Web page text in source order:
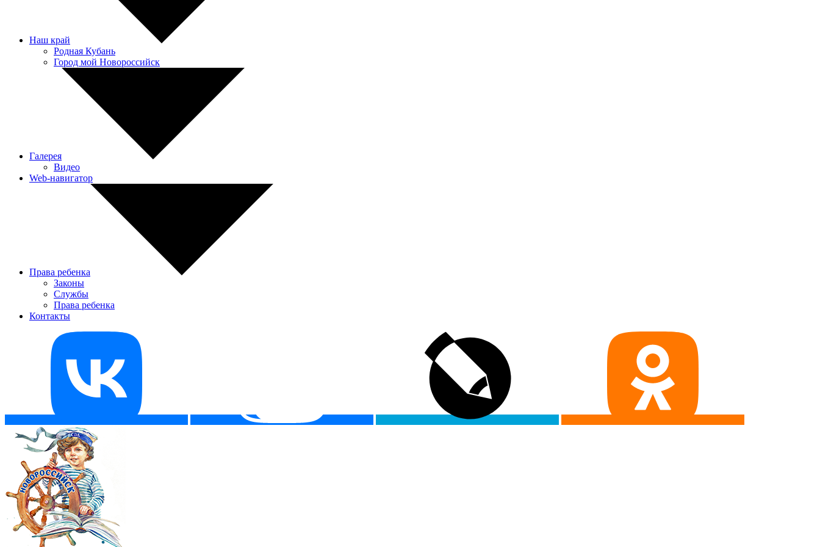
Наш край
Родная Кубань
Город мой Новороссийск
Галерея
Видео
Web-навигатор
Права ребенка
Законы
Службы
Права ребенка
Контакты